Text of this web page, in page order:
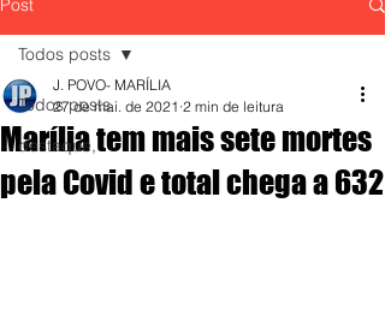
Post
Todos posts
destaque,
Todos posts
Marília tem mais sete mortes
pela Covid e total chega a 632
J. POVO- MARÍLIA
27 de mai. de 2021 2 min de leitura